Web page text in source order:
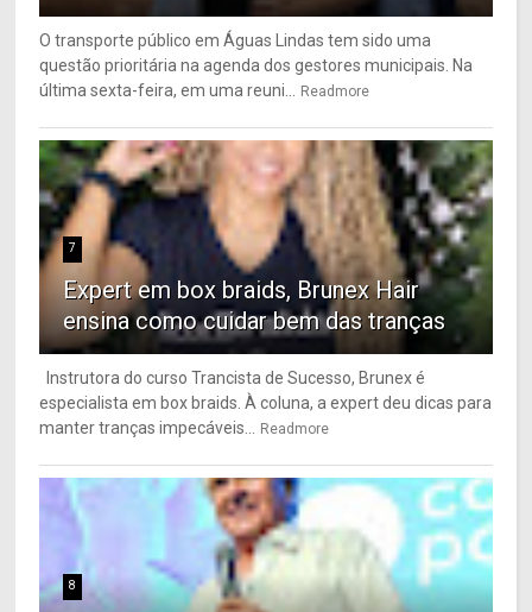
O transporte público em Águas Lindas tem sido uma
questão prioritária na agenda dos gestores municipais. Na
última sexta-feira, em uma reuni... Readmore
7
Expert em box braids, Brunex Hair
ensina como cuidar bem das tranças
Instrutora do curso Trancista de Sucesso, Brunex é
especialista em box braids. À coluna, a expert deu dicas para
manter tranças impecáveis... Readmore
8